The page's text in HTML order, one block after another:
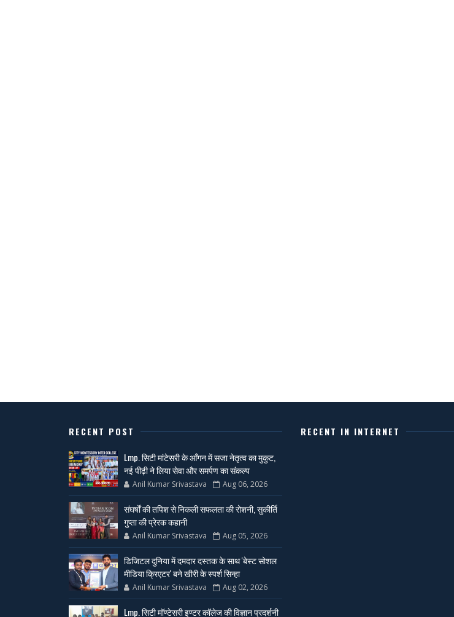
RECENT POST
Lmp. सिटी मांटेसरी के आँगन में सजा नेतृत्व का मुकुट,
नई पीढ़ी ने लिया सेवा और समर्पण का संकल्प
Anil Kumar Srivastava Aug 06, 2026
संघर्षों की तपिश से निकली सफलता की रोशनी, सुकीर्ति
गुप्ता की प्रेरक कहानी
Anil Kumar Srivastava Aug 05, 2026
डिजिटल दुनिया में दमदार दस्तक के साथ 'बेस्ट सोशल
मीडिया क्रिएटर' बने खीरी के स्पर्श सिन्हा
Anil Kumar Srivastava Aug 02, 2026
Lmp. सिटी मॉण्टेसरी इण्टर कॉलेज की विज्ञान प्रदर्शनी
RECENT IN INTERNET